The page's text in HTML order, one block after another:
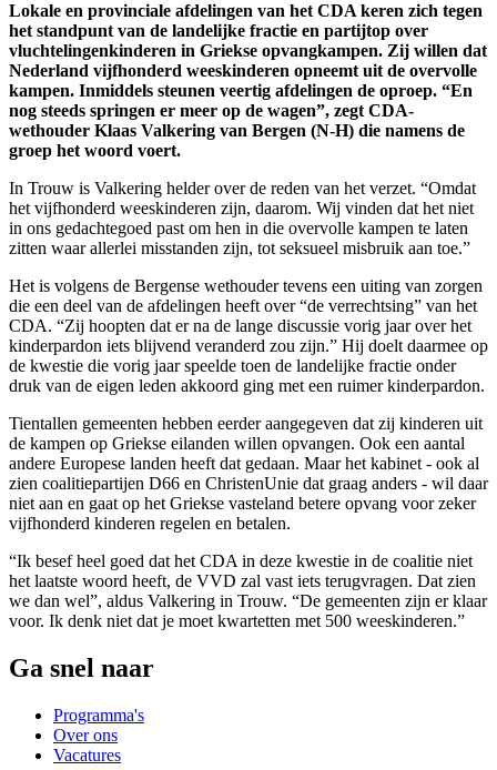
Lokale en provinciale afdelingen van het CDA keren zich tegen
het standpunt van de landelijke fractie en partijtop over
vluchtelingenkinderen in Griekse opvangkampen. Zij willen dat
Nederland vijfhonderd weeskinderen opneemt uit de overvolle
kampen. Inmiddels steunen veertig afdelingen de oproep. “En
nog steeds springen er meer op de wagen”, zegt CDA-
wethouder Klaas Valkering van Bergen (N-H) die namens de
groep het woord voert.
In Trouw is Valkering helder over de reden van het verzet. “Omdat
het vijfhonderd weeskinderen zijn, daarom. Wij vinden dat het niet
in ons gedachtegoed past om hen in die overvolle kampen te laten
zitten waar allerlei misstanden zijn, tot seksueel misbruik aan toe.”
Het is volgens de Bergense wethouder tevens een uiting van zorgen
die een deel van de afdelingen heeft over “de verrechtsing” van het
CDA. “Zij hoopten dat er na de lange discussie vorig jaar over het
kinderpardon iets blijvend veranderd zou zijn.” Hij doelt daarmee op
de kwestie die vorig jaar speelde toen de landelijke fractie onder
druk van de eigen leden akkoord ging met een ruimer kinderpardon.
Tientallen gemeenten hebben eerder aangegeven dat zij kinderen uit
de kampen op Griekse eilanden willen opvangen. Ook een aantal
andere Europese landen heeft dat gedaan. Maar het kabinet - ook al
zien coalitiepartijen D66 en ChristenUnie dat graag anders - wil daar
niet aan en gaat op het Griekse vasteland betere opvang voor zeker
vijfhonderd kinderen regelen en betalen.
“Ik besef heel goed dat het CDA in deze kwestie in de coalitie niet
het laatste woord heeft, de VVD zal vast iets terugvragen. Dat zien
we dan wel”, aldus Valkering in Trouw. “De gemeenten zijn er klaar
voor. Ik denk niet dat je moet kwartetten met 500 weeskinderen.”
Ga snel naar
Programma's
Over ons
Vacatures